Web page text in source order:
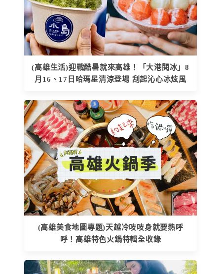
(高雄生活)迎戰酷暑就來高雄！「大港閱冰」8
月16、17日哈瑪星清涼登場 刮起沁心冰炫風
(高雄美食地圖專題)天越冷吱吱身就要熱呼
呼！高雄特色火鍋特輯全收錄